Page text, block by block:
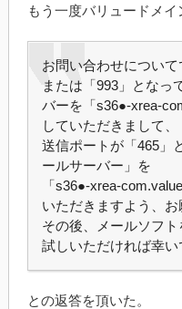
もう一度バリュードメ
お問い合わせについて
または「993」となっ
バーを「s36●-xrea-
していただきまして、
送信ポートが「465」
ールサーバー」を
「s36●-xrea-
いただきますよう、お
その後、メールソフ
試しいただければ幸い
との返答を頂いた。